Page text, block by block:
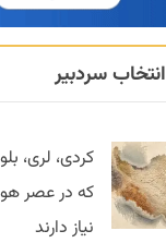
انتخاب سردبیر
کردی، لری،
که در عصر
نیاز دارند